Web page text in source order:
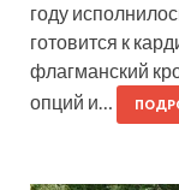
году
готовится к
флагманский
опций и…